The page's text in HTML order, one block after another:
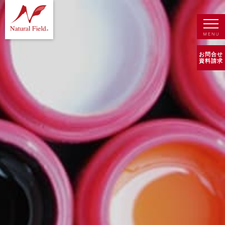
お問合せ
資料請求